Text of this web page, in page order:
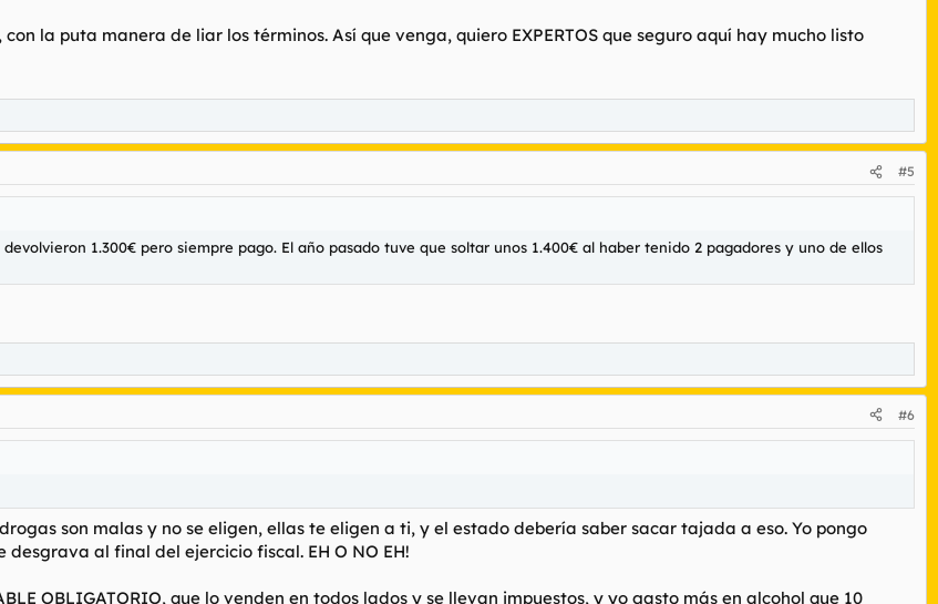
con la puta manera de liar los términos. Así que venga, quiero EXPERTOS que seguro aquí hay mucho listo
#5
1.300€ pero siempre pago. El año pasado tuve que soltar unos 1.400€ al haber tenido 2 pagadores y uno de ellos
#6
son malas y no se eligen, ellas te eligen a ti, y el estado debería saber sacar tajada a eso. Yo pongo
al final del ejercicio fiscal. EH O NO EH!
OBLIGATORIO, que lo venden en todos lados y se llevan impuestos, y yo gasto más en alcohol que 10